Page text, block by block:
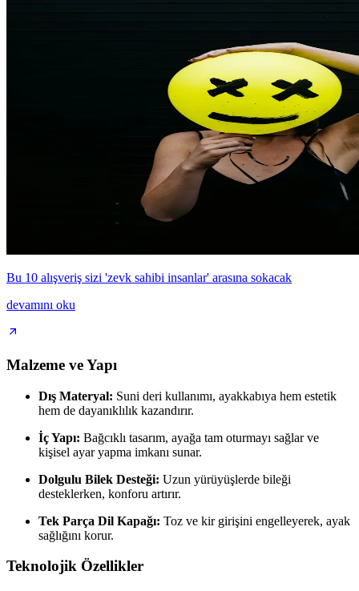
Bu 10 alışveriş sizi 'zevk sahibi insanlar' arasına sokacak
devamını oku
Malzeme ve Yapı
Dış Materyal: Suni deri kullanımı, ayakkabıya hem estetik
hem de dayanıklılık kazandırır.
İç Yapı: Bağcıklı tasarım, ayağa tam oturmayı sağlar ve
kişisel ayar yapma imkanı sunar.
Dolgulu Bilek Desteği: Uzun yürüyüşlerde bileği
desteklerken, konforu artırır.
Tek Parça Dil Kapağı: Toz ve kir girişini engelleyerek, ayak
sağlığını korur.
Teknolojik Özellikler